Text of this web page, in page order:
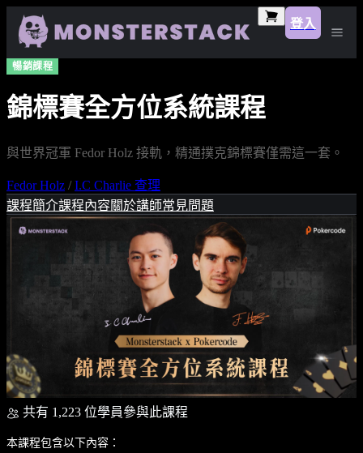
登入
暢銷課程
錦標賽全方位系統課程
與世界冠軍 Fedor Holz 接軌，精通撲克錦標賽僅需這一套。
Fedor Holz /I.C Charlie 查理
課程簡介課程內容關於講師常見問題
共有 1,223 位學員參與此課程
本課程包含以下內容：